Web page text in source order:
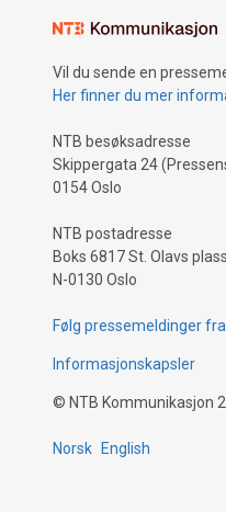
Vil du sende en
Her finner du mer
NTB besøksadresse
Skippergata 24
0154 Oslo
NTB postadresse
Boks 6817 St. Olavs plass
N-0130 Oslo
Følg pressemeldinger
Informasjonskapsler
© NTB Kommunikasjon
Norsk English